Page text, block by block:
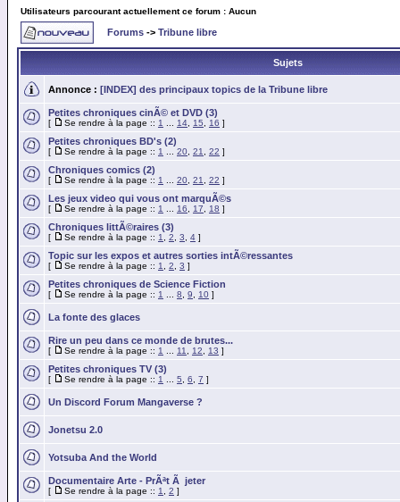
Utilisateurs parcourant actuellement ce forum : Aucun
Forums -> Tribune libre
Sujets
Annonce : [INDEX] des principaux topics de la Tribune libre
Petites chroniques cinÃ© et DVD (3)
[ Se rendre à la page :: 1 14 15 16 ]
Petites chroniques BD's (2)
[ Se rendre à la page :: 1 20 21 22 ]
Chroniques comics (2)
[ Se rendre à la page :: 1 20 21 22 ]
Les jeux video qui vous ont marquÃ©s
[ Se rendre à la page :: 1 16 17 18 ]
Chroniques littÃ©raires (3)
[ Se rendre à la page :: 1 2 3 4 ]
Topic sur les expos et autres sorties intÃ©ressantes
[ Se rendre à la page :: 1 2 3 ]
Petites chroniques de Science Fiction
[ Se rendre à la page :: 1 8 9 10 ]
La fonte des glaces
Rire un peu dans ce monde de brutes...
[ Se rendre à la page :: 1 11 12 13 ]
Petites chroniques TV (3)
[ Se rendre à la page :: 1 5 6 7 ]
Un Discord Forum Mangaverse ?
Jonetsu 2.0
Yotsuba And the World
Documentaire Arte - PrÃªt Ã jeter
[ Se rendre à la page :: 1 2 ]